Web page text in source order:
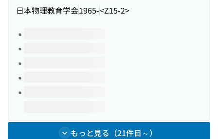
日本物理教育学会1965-<Z15-2>
このタイトルの巻号
もっと見る（21件目～）